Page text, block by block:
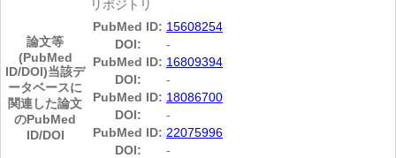
リポジトリ
論文等
(PubMed
ID/DOI)当該デ
ータベースに
関連した論文
のPubMed
ID/DOI
PubMed ID: 15608254
DOI:
-
PubMed ID: 16809394
DOI:
-
PubMed ID: 18086700
DOI:
-
PubMed ID: 22075996
DOI:
-